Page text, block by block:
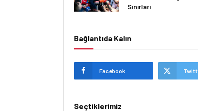
Sınırları
Bağlantıda Kalın
Facebook
Seçtiklerimiz